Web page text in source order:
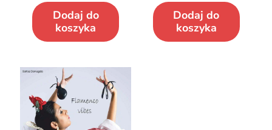
Dodaj do
koszyka
Dodaj do
koszyka